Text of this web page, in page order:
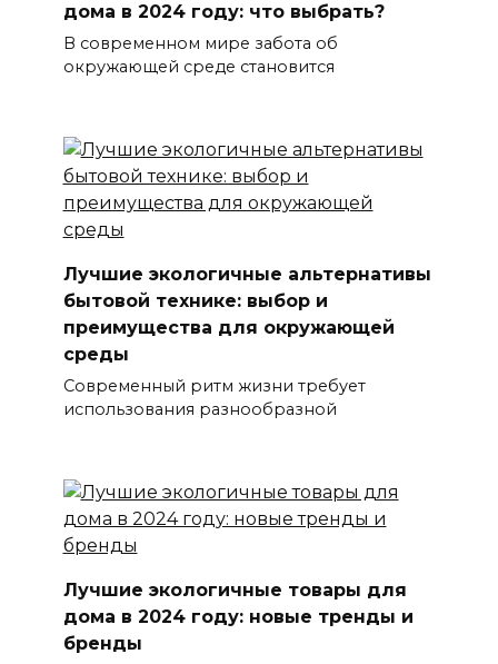
дома в 2024 году: что выбрать?
В современном мире забота об
окружающей среде становится
Лучшие экологичные альтернативы
бытовой технике: выбор и
преимущества для окружающей
среды
Современный ритм жизни требует
использования разнообразной
Лучшие экологичные товары для
дома в 2024 году: новые тренды и
бренды